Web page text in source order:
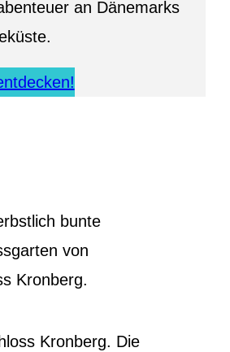
an Dänemarks
bunte
von
Kronberg.
Kronberg. Die